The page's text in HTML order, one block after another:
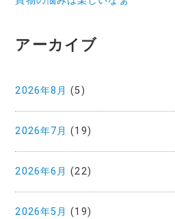
アーカイブ
2026年8月 (5)
2026年7月 (19)
2026年6月 (22)
2026年5月 (19)